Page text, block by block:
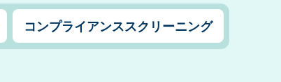
コンプライアンススクリーニング